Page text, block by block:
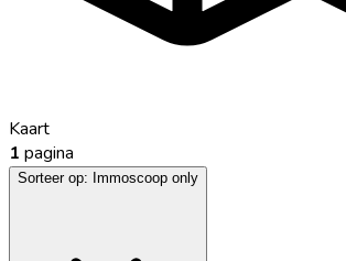
Kaart
1 pagina
Sorteer op: Immoscoop only